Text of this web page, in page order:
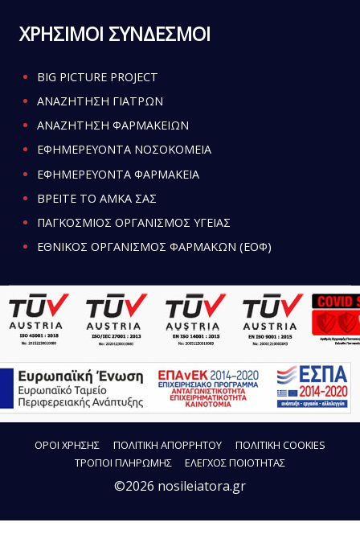
ΧΡΗΣΙΜΟΙ ΣΥΝΔΕΣΜΟΙ
BIG PICTURE PROJECT
ΑΝΑΖΗΤΗΣΗ ΓΙΑΤΡΩΝ
ΑΝΑΖΗΤΗΣΗ ΦΑΡΜΑΚΕΙΩΝ
ΕΦΗΜΕΡΕΥΟΝΤΑ ΝΟΣΟΚΟΜΕΙΑ
ΕΦΗΜΕΡΕΥΟΝΤΑ ΦΑΡΜΑΚΕΙΑ
ΒΡΕΙΤΕ ΤΟ ΑΜΚΑ ΣΑΣ
ΠΑΓΚΟΣΜΙΟΣ ΟΡΓΑΝΙΣΜΟΣ ΥΓΕΙΑΣ
ΕΘΝΙΚΟΣ ΟΡΓΑΝΙΣΜΟΣ ΦΑΡΜΑΚΩΝ (ΕΟΦ)
ΟΡΟΙ ΧΡΗΣΗΣ ΠΟΛΙΤΙΚΗ ΑΠΟΡΡΗΤΟΥ
ΠΟΛΙΤΙΚΗ COOKIES
ΤΡΟΠΟΙ ΠΛΗΡΩΜΗΣ
ΕΛΕΓΧΟΣ ΠΟΙΟΤΗΤΑΣ
©2026 nosileiatora.gr